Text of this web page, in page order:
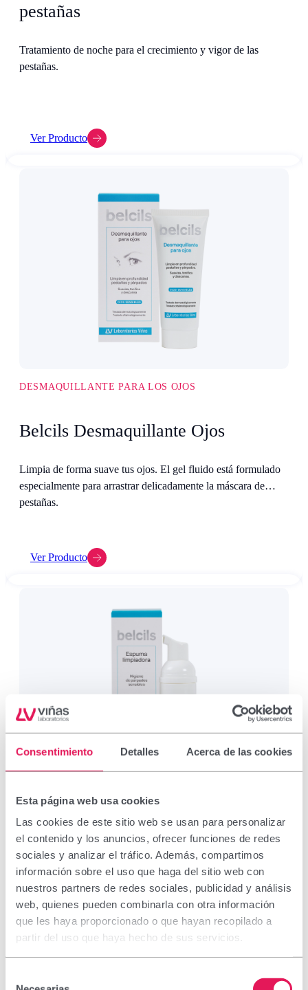
Consentimiento Detalles Acerca de las cookies
Esta página web usa cookies
Las cookies de este sitio web se usan para personalizar
el contenido y los anuncios, ofrecer funciones de redes
sociales y analizar el tráfico. Además, compartimos
información sobre el uso que haga del sitio web con
nuestros partners de redes sociales, publicidad y análisis
web, quienes pueden combinarla con otra información
que les haya proporcionado o que hayan recopilado a
partir del uso que haya hecho de sus servicios.
pestañas
Tratamiento de noche para el crecimiento y vigor de las
pestañas.
Ver Producto
DESMAQUILLANTE PARA LOS OJOS
Belcils Desmaquillante Ojos
Limpia de forma suave tus ojos. El gel fluido está formulado
especialmente para arrastrar delicadamente la máscara de
pestañas.
Ver Producto
HIGIENE OCULAR
Belcils Espuma Limpiadora 50 ml
Limpia eficazmente tus ojos. La espuma está formulada para
la higiene diaria de los párpados sensibles y es altamente
tolerante.